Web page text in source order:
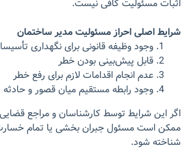
اثبات مسئولیت کافی نیست.
شرایط اصلی احراز مسئولیت مدیر ساختمان
وجود وظیفه قانونی برای نگهداری
قابل پیش‌بینی بودن خطر
عدم انجام اقدامات لازم برای رفع خطر
وجود رابطه مستقیم میان قصور و حادثه
اگر این شرایط توسط کارشناسان و مراجع
ممکن است مسئول جبران بخشی یا تمام
شناخته شود.